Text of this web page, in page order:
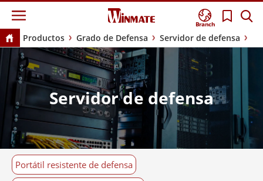
Branch
Productos Grado de Defensa Servidor de defensa
Servidor de defensa
Portátil resistente de defensa